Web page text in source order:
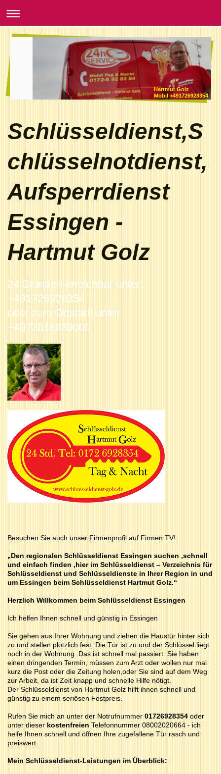
Hartmut Golz
Mobil +491726928354
Schlüsseldienst,S
chlüsselnotdienst,
Aufsperrdienst
Essingen -
Hartmut Golz
24 Stunden erreichbar unter:
+491726928354
oder zum Ortstarif unter
+4973618039000
Besuchen Sie auch unser Firmenprofil auf Firmen.TV!
„Den regionalen Schlüsseldienst Essingen suchen ,schnell
und einfach finden ,hier im Schlüsseldienst – Verzeichnis für
Schlüsseldienst und Schlüsseldienste in Ihrer Region in und
um Essingen beim Schlüsseldienst Hartmut Golz.“
Herzlich Willkommen beim Schlüsseldienst Essingen
Ich helfen Ihnen schnell und günstig in Essingen
Sie gehen aus Ihrer Wohnung und ziehen die Haustür hinter sich
zu und stellen plötzlich fest: Die Tür ist zu und der Schlüssel liegt
noch in der Wohnung. Das ist schnell mal passiert. Sie haben
einen dringenden Termin, müssen zum Arzt oder wollen nur mal
kurz die Post oder die Zeitung holen,oder Sie sind auf dem Weg
zur Arbeit, da ist Zeit knapp und schnelle Hilfe nötigt.
Der Schlüsseldienst von Hartmut Golz hilft ihnen schnell und
günstig zu einem seriösen Festpreis.
Rufen Sie mich an unter der Notrufnummer 01726928354 oder
unter dieser kostenfreien Telefonnummer 08002020664 - ich
helfe Ihnen schnell und öffnen Ihre zugefallene Tür rasch und
preiswert.
Mein Schlüsseldienst-Leistungen im Überblick: